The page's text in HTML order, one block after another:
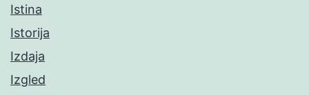
Istina
Istorija
Izdaja
Izgled